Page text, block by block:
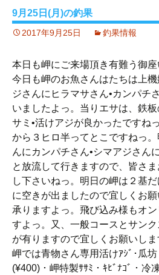
9月25日(月)の釣果
2017年9月25日 釣果情報
本日も岬にご来場頂き有難う御座
今日も岬のお魚さんはたちは上
ジさんにヒラマサさん•カンパチ
いましたよっ。当りエサは、鉄
サミ•活けアジが良かったですね
から３ヒロ半ってとこですねっ
んにカンパチさん•シマアジさん
と放流して行きますので、皆さ
し下さいねっ。明日の岬は２基
に空きが出ましたので宜しくお
承りますよっ。飛び込み様もオ
すよっ。又、一般コースとサン
が有りますので宜しくお願いしま
岬では青物さん専用活けｱｼﾞ･瓜坊
(¥400)・岬特製ｻｻﾐ・ｷﾋﾞﾅｺﾞ・冷